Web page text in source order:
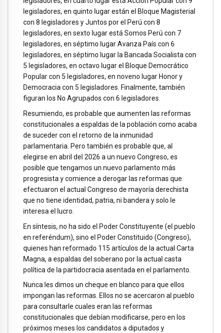
legisladores, en quinto lugar están el Bloque Magisterial
con 8 legisladores y Juntos por el Perú con 8
legisladores, en sexto lugar está Somos Perú con 7
legisladores, en séptimo lugar Avanza País con 6
legisladores, en séptimo lugar la Bancada Socialista con
5 legisladores, en octavo lugar el Bloque Democrático
Popular con 5 legisladores, en noveno lugar Honor y
Democracia con 5 legisladores. Finalmente, también
figuran los No Agrupados con 6 legisladores.
Resumiendo, es probable que aumenten las reformas
constitucionales a espaldas de la población como acaba
de suceder con el retorno de la inmunidad
parlamentaria. Pero también es probable que, al
elegirse en abril del 2026 a un nuevo Congreso, es
posible que tengamos un nuevo parlamento más
progresista y comience a derogar las reformas que
efectuaron el actual Congreso de mayoría derechista
que no tiene identidad, patria, ni bandera y solo le
interesa el lucro.
En síntesis, no ha sido el Poder Constituyente (el pueblo
en referéndum), sino el Poder Constituido (Congreso),
quienes han reformado 115 artículos de la actual Carta
Magna, a espaldas del soberano por la actual casta
política de la partidocracia asentada en el parlamento.
Nunca les dimos un cheque en blanco para que ellos
impongan las reformas. Ellos no se acercaron al pueblo
para consultarle cuales eran las reformas
constitucionales que debían modificarse, pero en los
próximos meses los candidatos a diputados y